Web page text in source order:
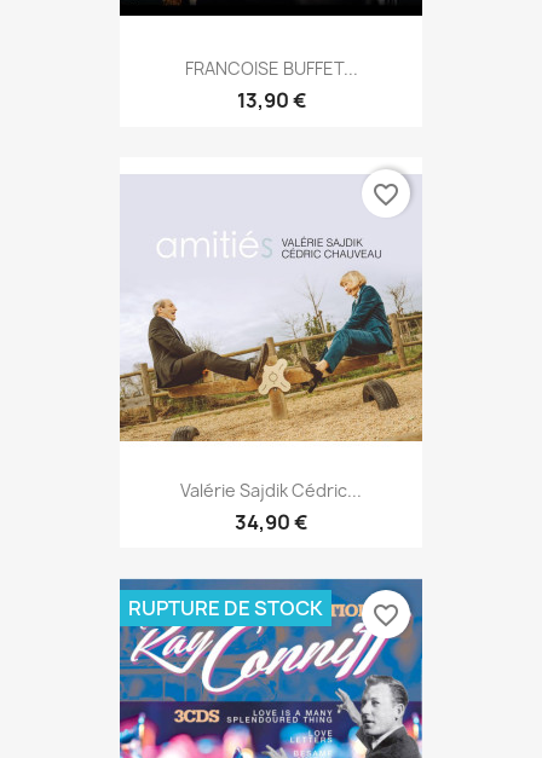
FRANCOISE BUFFET...
13,90 €
Valérie Sajdik Cédric...
34,90 €
favorite_border
RUPTURE DE STOCK favorite_border